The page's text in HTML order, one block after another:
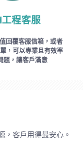
程客服
回覆客服信箱，或者
，可以專業且有效率
題，讓客戶滿意
，客戶用得最安心。